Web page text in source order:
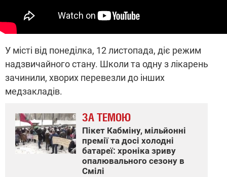
У місті від понеділка, 12 листопада, діє режим
надзвичайного стану. Школи та одну з лікарень
зачинили, хворих перевезли до інших
медзакладів.
ЗА ТЕМОЮ
Пікет Кабміну, мільйонні
премії та досі холодні
батареї: хроніка зриву
опалювального сезону в
Смілі